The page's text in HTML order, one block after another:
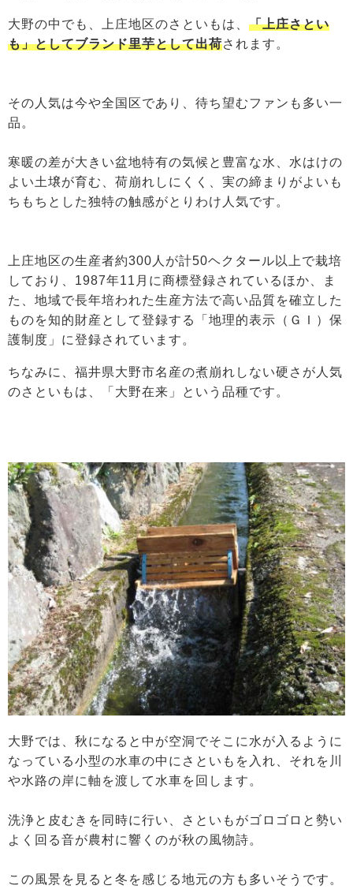
大野の中でも、上庄地区のさといもは、 「上庄さとい
も」としてブランド里芋として出荷されます。
その人気は今や全国区であり、待ち望むファンも多い一
品。
寒暖の差が大きい盆地特有の気候と豊富な水、水はけの
よい土壌が育む、荷崩れしにくく、実の締まりがよいも
ちもちとした独特の触感がとりわけ人気です。
上庄地区の生産者約300人が計50ヘクタール以上で栽培
しており、1987年11月に商標登録されているほか、ま
た、地域で長年培われた生産方法で高い品質を確立した
ものを知的財産として登録する「地理的表示（ＧＩ）保
護制度」に登録されています。
ちなみに、福井県大野市名産の煮崩れしない硬さが人気
のさといもは、「大野在来」という品種です。
大野では、秋になると中が空洞でそこに水が入るように
なっている小型の水車の中にさといもを入れ、それを川
や水路の岸に軸を渡して水車を回します。
洗浄と皮むきを同時に行い、さといもがゴロゴロと勢い
よく回る音が農村に響くのが秋の風物詩。
この風景を見ると冬を感じる地元の方も多いそうです。